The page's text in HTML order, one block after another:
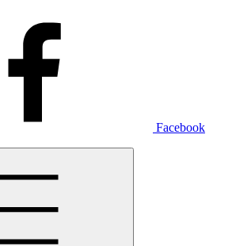
Facebook